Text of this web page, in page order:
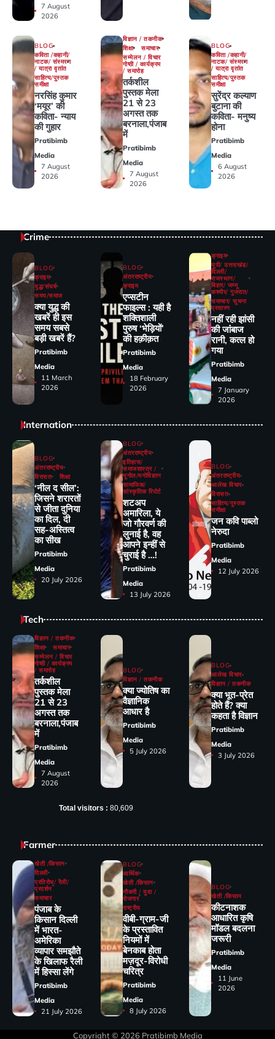
7 August
2026
BLOG
कविता /कहानी/
नाटक/ संस्मरण
/ यात्रा वृतांत
साहित्य/पुस्तक
समीक्षा
नरसिंह कुमार
‘मयूर’ की
कविता- न्याय
की गुहार
Pratibimb
Media
7 August
2026
विज्ञान / तकनीक
शिक्षा
समाचार
सम्मेलन / विचार
गोष्ठी / कार्यक्रम
/ समारोह
तर्कशील
पुस्तक मेला
21 से 23
अगस्त तक
बरनाला,पंजाब
में
Pratibimb
Media
7 August
2026
BLOG
कविता /कहानी/
नाटक/ संस्मरण
/ यात्रा वृतांत
साहित्य/पुस्तक
समीक्षा
सुरेंद्र कल्याण
बुटाना की
कविता- मनुष्य
होना
Pratibimb
Media
6 August
2026
Crime
BLOG
क्राइम
युद्ध/संघर्ष
समय/समाज
क्या युद्ध की
खबरें ही इस
समय सबसे
बड़ी खबरें हैं?
Pratibimb
Media
11 March
2026
BLOG
अंतरराष्ट्रीय
क्राइम
एप्सटीन
फाइल्स : यही है
शक्तिशाली
पुरुष ‘भेड़ियों’
की हक़ीक़त
Pratibimb
Media
18 February
2026
क्राइम
यूपी/ उत्तराखंड/
दिल्ली/
राजस्थान/
बिहार/ जम्मू
कश्मीर/ गुजरात/
समाचार/ सूचना
प्रसारण
नहीं रही झांसी
की जांंबाज
रानी, कत्‍ल हो
गया
Pratibimb
Media
7 January
2026
Internation
BLOG
अंतरराष्ट्रीय
विरासत
शिक्षा
‘नील द सील’:
जिसने शरारतों
से जीता दुनिया
का दिल, दी
सह-अस्तित्व
का सीख
Pratibimb
Media
20 July 2026
BLOG
अंतरराष्ट्रीय
इतिहास/
समाजशास्त्र /
भूगोल/मनोविज्ञान
सामाजिक/
सांस्कृतिक रिपोर्ट
शटअप
अमारिला, ये
जो गौरवर्ण की
लुनाई है, वह
आपने इन्हीं से
चुराई है …!
Pratibimb
Media
13 July 2026
BLOG
अंतरराष्ट्रीय
आलेख विचार
विरासत
साहित्य/पुस्तक
समीक्षा
जन कवि पाब्लो
नेरुदा
Pratibimb
Media
12 July 2026
Tech
विज्ञान / तकनीक
शिक्षा
समाचार
सम्मेलन / विचार
गोष्ठी / कार्यक्रम
/ समारोह
तर्कशील
पुस्तक मेला
21 से 23
अगस्त तक
बरनाला,पंजाब
में
Pratibimb
Media
7 August
2026
BLOG
विज्ञान / तकनीक
क्या ज्योतिष का
वैज्ञानिक
आधार है
Pratibimb
Media
5 July 2026
BLOG
आलेख विचार
विज्ञान / तकनीक
क्या भूत-प्रेत
होते हैं? क्या
कहता है विज्ञान
Pratibimb
Media
3 July 2026
Total visitors : 80,609
Farmer
खेती /किसान
दिल्ली
प्रतिरोध/ रैली/
प्रदर्शन
समाचार
पंजाब के
किसान दिल्ली
में भारत-
अमेरिका
व्यापार समझौते
के खिलाफ रैली
में हिस्सा लेंगे
Pratibimb
Media
21 July 2026
BLOG
आर्थिक
खेती /किसान
नौकरी / युवा /
रोजगार
राष्ट्रीय
वीबी-ग्राम-जी
के प्रस्तावित
नियमों में
बेनकाब होता
मज़दूर-विरोधी
चरित्र
Pratibimb
Media
8 July 2026
BLOG
खेती /किसान
कीटनाशक
आधारित कृषि
मॉडल बदलना
जरूरी
Pratibimb
Media
11 June
2026
Copyright © 2026 Pratibimb Media